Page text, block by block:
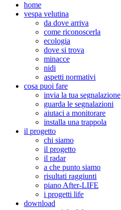
home
vespa velutina
da dove arriva
come riconoscerla
ecologia
dove si trova
minacce
nidi
aspetti normativi
cosa puoi fare
invia la tua segnalazione
guarda le segnalazioni
aiutaci a monitorare
installa una trappola
il progetto
chi siamo
il progetto
il radar
a che punto siamo
risultati raggiunti
piano After-LIFE
i progetti life
download